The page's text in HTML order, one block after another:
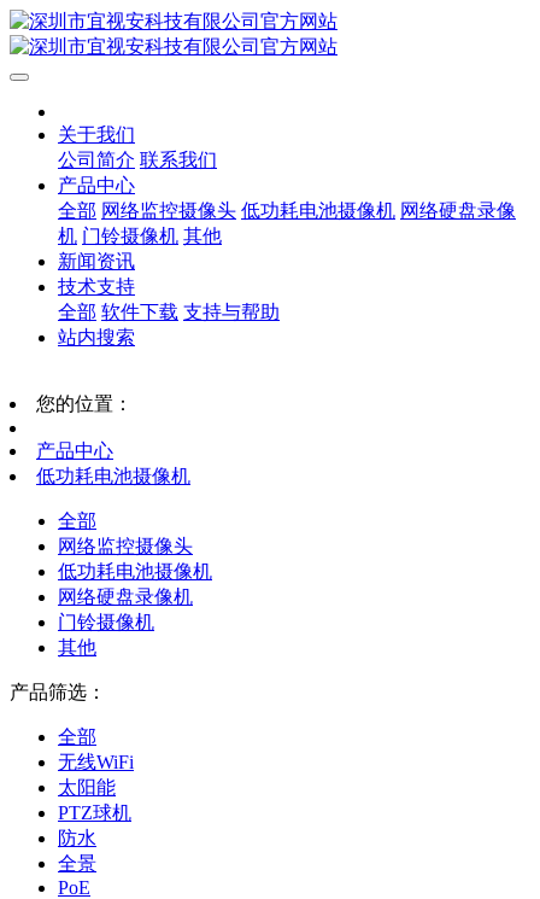
关于我们
公司简介 联系我们
产品中心
全部 网络监控摄像头 低功耗电池摄像机 网络硬盘录像
机 门铃摄像机 其他
新闻资讯
技术支持
全部 软件下载 支持与帮助
站内搜索
您的位置：
产品中心
低功耗电池摄像机
全部
网络监控摄像头
低功耗电池摄像机
网络硬盘录像机
门铃摄像机
其他
产品筛选：
全部
无线WiFi
太阳能
PTZ球机
防水
全景
PoE